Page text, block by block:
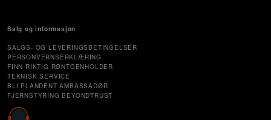
Salg og informasjon
SALGS- OG LEVERINGSBETINGELSER
PERSONVERNSERKLÆRING
FINN RIKTIG RØNTGENHOLDER
TEKNISK SERVICE
BLI PLANDENT AMBASSADØR
FJERNSTYRING BEYONDTRUST